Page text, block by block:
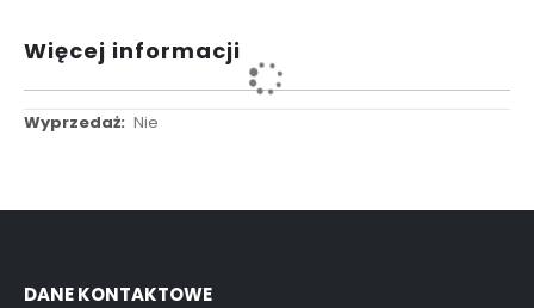
Więcej informacji
Więcej
Nie
DANE KONTAKTOWE